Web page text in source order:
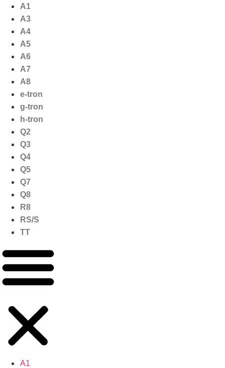
naar
inhoud
A1
A3
A4
A5
A6
A7
A8
e-tron
g-tron
h-tron
Q2
Q3
Q4
Q5
Q7
Q8
R8
RS/S
TT
A1